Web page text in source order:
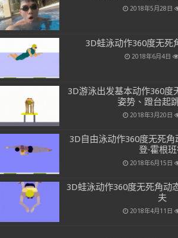
2018年5月28日
3D蛙泳动作360度无死
2018年6月4日
3D游泳出发基本动作360度
姿势、蹬台起
2018年3月20日
3D自由泳动作360度无死角
登·霍根
2018年6月15日
3D蛙泳动作360度无死角动
夫
2018年4月11日